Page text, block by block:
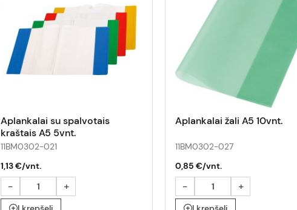
Aplankalai su spalvotais
kraštais A5 5vnt.
11BM0302-021
1,13 €/vnt.
- +
Aplankalai žali A5 10vnt.
11BM0302-027
0,85 €/vnt.
- +